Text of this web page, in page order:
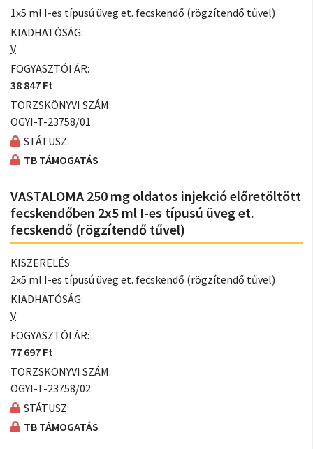
1x5 ml I-es típusú üveg et. fecskendő (rögzítendő tűvel)
KIADHATÓSÁG:
V
FOGYASZTÓI ÁR:
38 847 Ft
TÖRZSKÖNYVI SZÁM:
OGYI-T-23758/01
STÁTUSZ:
TB TÁMOGATÁS
VASTALOMA 250 mg oldatos injekció előretöltött
fecskendőben 2x5 ml I-es típusú üveg et.
fecskendő (rögzítendő tűvel)
KISZERELÉS:
2x5 ml I-es típusú üveg et. fecskendő (rögzítendő tűvel)
KIADHATÓSÁG:
V
FOGYASZTÓI ÁR:
77 697 Ft
TÖRZSKÖNYVI SZÁM:
OGYI-T-23758/02
STÁTUSZ:
TB TÁMOGATÁS